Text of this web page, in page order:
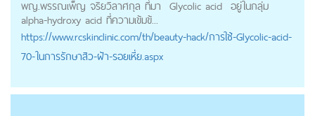
พญ.พรรณเพ็ญ จริยวิลาศกุล ที่มา Glycolic acid อยู่ในกลุ่ม
alpha-hydroxy acid ที่ความเข้มข้...
https://www.rcskinclinic.com/th/beauty-hack/การใช้-Glycolic-acid-
70-ในการรักษาสิว-ฝ้า-รอยเหี่ย.aspx